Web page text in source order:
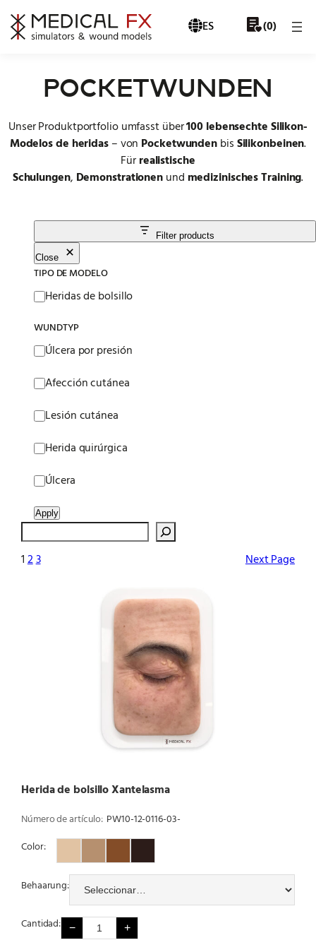
ES
(0)
POCKETWUNDEN
Unser Produktportfolio umfasst über100 lebensechte Silikon-
Modelos de heridas– von PocketwundenbisSilikonbeinen.
Fürrealistische
Schulungen, Demonstrationenund medizinisches Training.
Filter products
Close
TIPO DE MODELO
Heridas de bolsillo
WUNDTYP
Wundtyp
Úlcera por presión
Afección cutánea
Lesión cutánea
Herida quirúrgica
Úlcera
Apply
Search
123 Next Page
Herida de bolsillo Xantelasma
Número de artículo: PW10-12-0116-03-
Color:
Behaarung:
Cantidad: − +